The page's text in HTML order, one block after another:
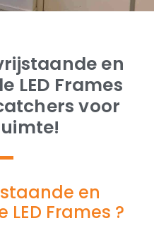
en
LED Frames
voor
en
Frames ?